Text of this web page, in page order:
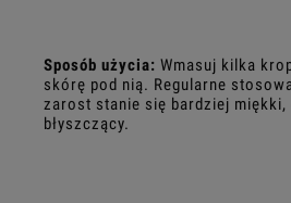
Sposób użycia: Wmasuj kilka
skórę pod nią. Regularne
zarost stanie się bardziej
błyszczący.